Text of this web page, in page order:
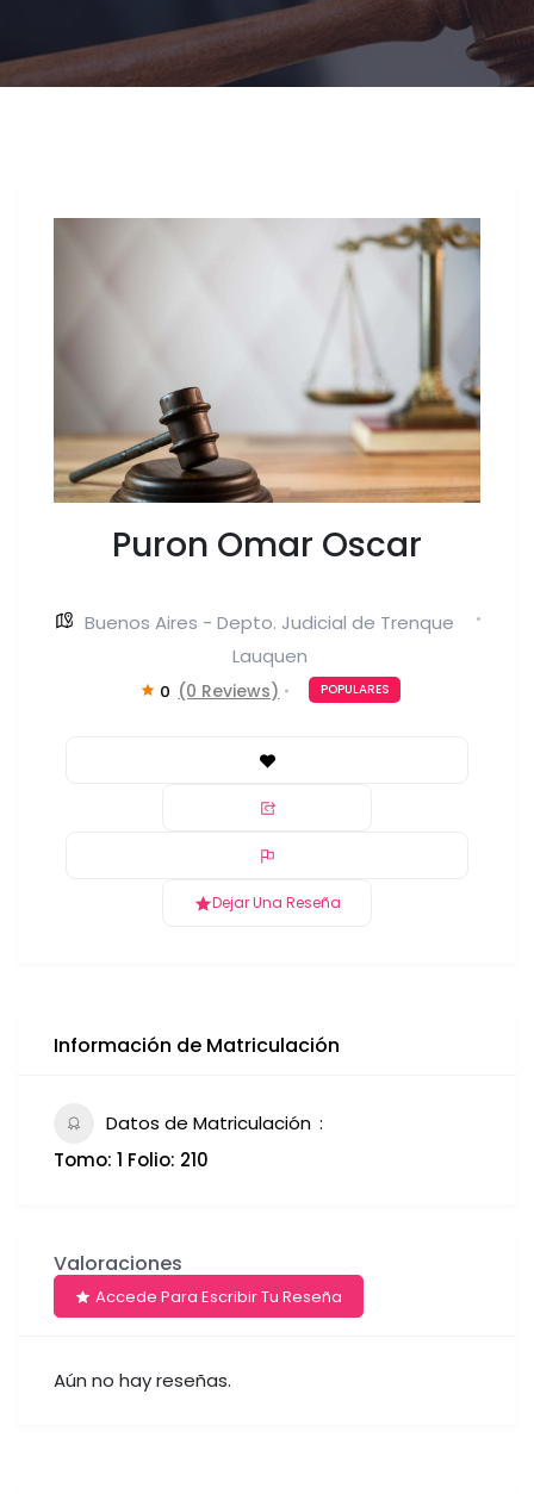
Puron Omar Oscar
Buenos Aires - Depto. Judicial de Trenque
Lauquen
0 (0 Reviews) POPULARES
Dejar Una Reseña
Información de Matriculación
Datos de Matriculación
Tomo: 1 Folio: 210
Valoraciones
Accede Para Escribir Tu Reseña
Aún no hay reseñas.